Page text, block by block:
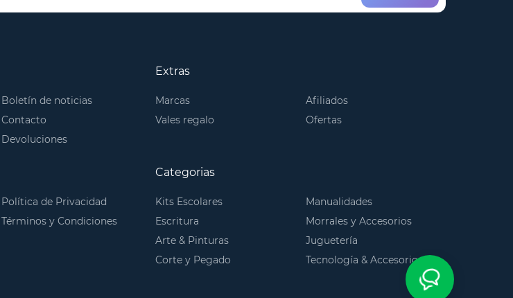
Boletín de noticias
Contacto
Devoluciones
Extras
Marcas
Vales regalo
Afiliados
Ofertas
Política de Privacidad
Términos y Condiciones
Categorias
Kits Escolares
Escritura
Arte & Pinturas
Corte y Pegado
Manualidades
Morrales y Accesorios
Juguetería
Tecnología & Accesorios